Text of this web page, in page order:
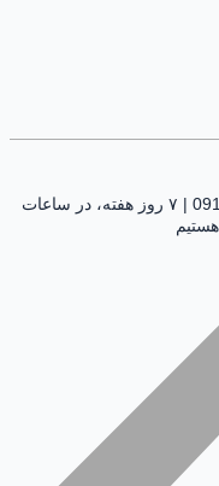
تلفن پشتیبانی 03145347944 | 09161135416 | ۷ روز هفته، در ساعات